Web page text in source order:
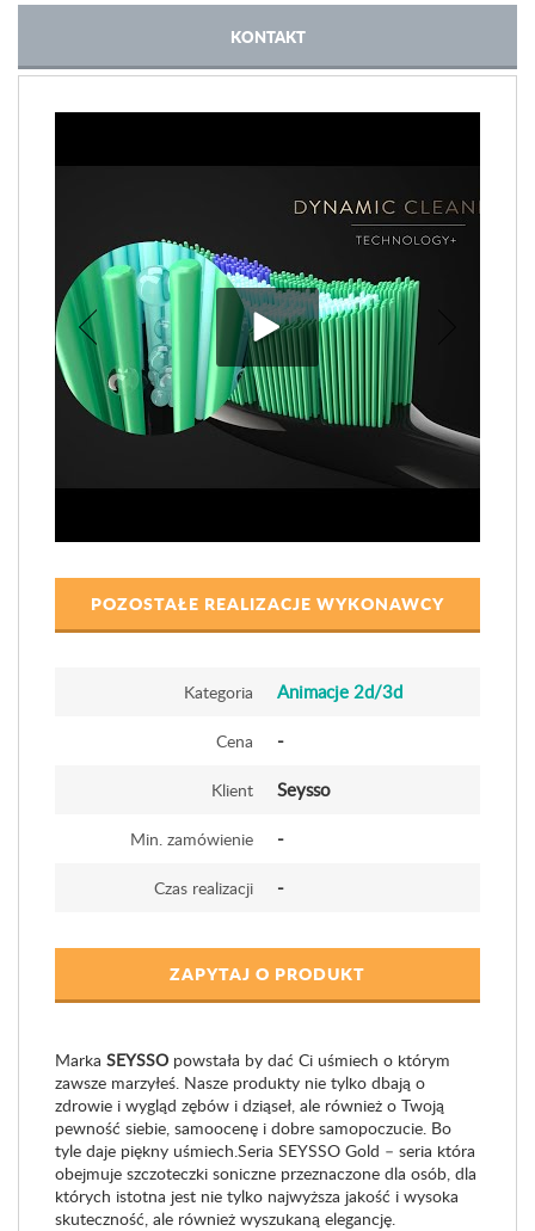
KONTAKT
POZOSTAŁE REALIZACJE WYKONAWCY
Kategoria Animacje 2d/3d
Cena -
Klient Seysso
Min. zamówienie -
Czas realizacji -
ZAPYTAJ O PRODUKT
Marka SEYSSO powstała by dać Ci uśmiech o którym
zawsze marzyłeś. Nasze produkty nie tylko dbają o
zdrowie i wygląd zębów i dziąseł, ale również o Twoją
pewność siebie, samoocenę i dobre samopoczucie. Bo
tyle daje piękny uśmiech.Seria SEYSSO Gold – seria która
obejmuje szczoteczki soniczne przeznaczone dla osób, dla
których istotna jest nie tylko najwyższa jakość i wysoka
skuteczność, ale również wyszukaną elegancję.